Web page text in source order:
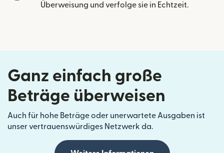
Überweisung und verfolge sie in Echtzeit.
Ganz einfach große
Beträge überweisen
Auch für hohe Beträge oder unerwartete Ausgaben ist
unser vertrauenswürdiges Netzwerk da.